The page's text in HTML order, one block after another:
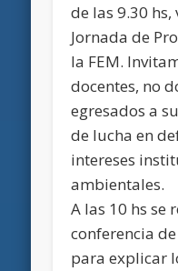
de las 9.30
Jornada de
la FEM.
docentes, no
egresados a
de lucha en
intereses
ambientales.
A las 10 hs se
conferencia
para explicar